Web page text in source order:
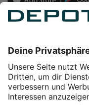
Service
Über DEPOT